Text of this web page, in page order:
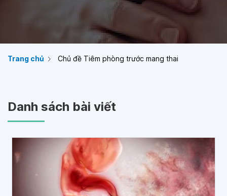
Trang chủ Chủ đề Tiêm phòng trước mang thai
Danh sách bài viết